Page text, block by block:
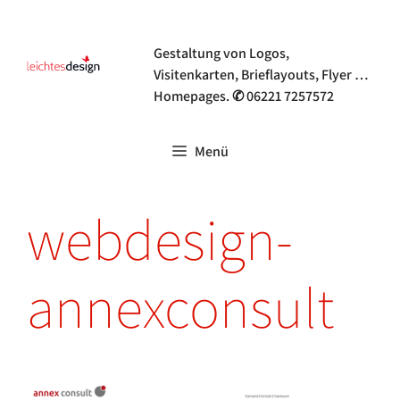
springen
Gestaltung von Logos,
Visitenkarten, Brieflayouts, Flyer …
Homepages. ✆ 06221 7257572
Menü
webdesign-
annexconsult